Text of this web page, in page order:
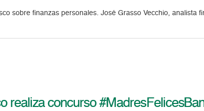
sobre finanzas personales. José Grasso Vecchio, analista
realiza concurso